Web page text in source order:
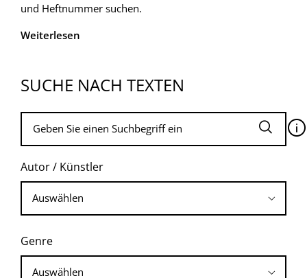
und Heftnummer suchen.
Weiterlesen
SUCHE NACH TEXTEN
🛈
Autor / Künstler
Genre